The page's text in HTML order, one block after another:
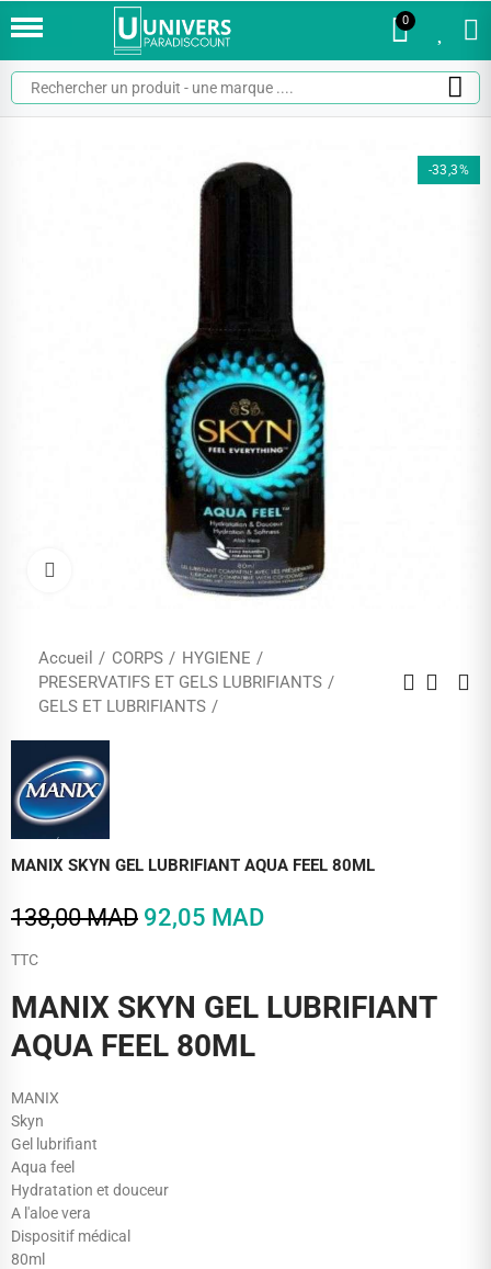
0
-33,3%
Cliquez pour agrandir
Accueil CORPS
HYGIENE
PRESERVATIFS ET GELS LUBRIFIANTS
GELS ET LUBRIFIANTS
MANIX SKYN GEL LUBRIFIANT AQUA FEEL 80ML
138,00 MAD 92,05 MAD
TTC
MANIX SKYN GEL LUBRIFIANT
AQUA FEEL 80ML
MANIX
Skyn
Gel lubrifiant
Aqua feel
Hydratation et douceur
A l'aloe vera
Dispositif médical
80ml